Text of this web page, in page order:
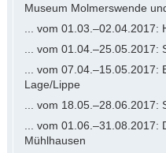
Museum Molmerswende
... vom
... vom
... vom 07.04.–15.05.2017:
Lage/Lippe
... vom
... vom 01.06.–31.08.2017:
Mühlhausen